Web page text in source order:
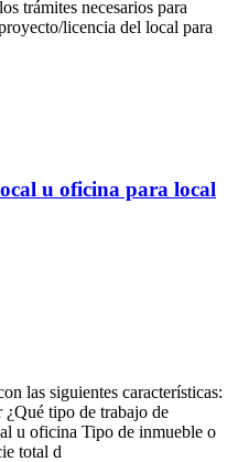
trámites necesarios para
licencia del local para
u oficina para local
las siguientes características:
¿Qué tipo de trabajo de
u oficina Tipo de inmueble o
total d